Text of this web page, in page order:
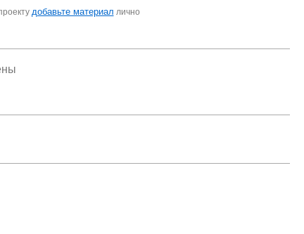
добавьте материал лично